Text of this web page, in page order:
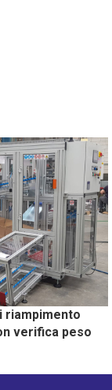
riampimento
verifica peso